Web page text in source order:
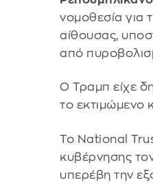
νομοθεσία για
αίθουσας,
από
Ο Τραμπ είχε
το εκτιμώμενο
Το National
κυβέρνησης
υπερέβη την